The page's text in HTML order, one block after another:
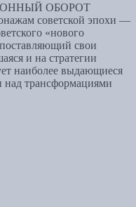
ОБОРОТ
советской эпохи —
«нового
свои
и на стратегии
наиболее выдающиеся
над трансформациями